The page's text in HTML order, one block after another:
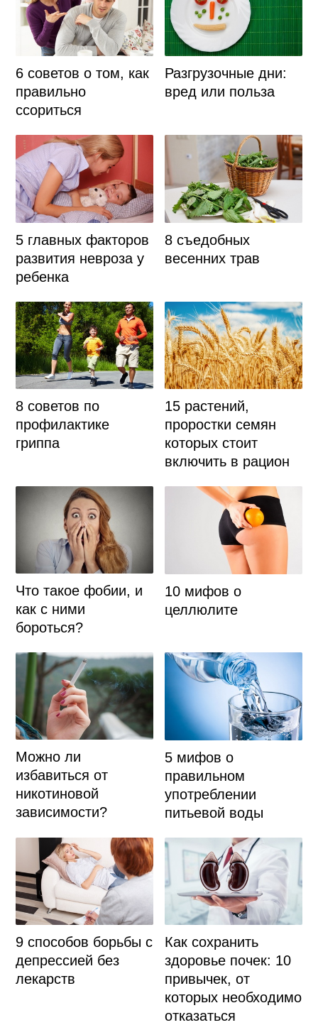
6 советов о том, как
правильно
ссориться
Разгрузочные дни:
вред или польза
5 главных факторов
развития невроза у
ребенка
8 съедобных
весенних трав
8 советов по
профилактике
гриппа
15 растений,
проростки семян
которых стоит
включить в рацион
Что такое фобии, и
как с ними
бороться?
10 мифов о
целлюлите
Можно ли
избавиться от
никотиновой
зависимости?
5 мифов о
правильном
употреблении
питьевой воды
9 способов борьбы с
депрессией без
лекарств
Как сохранить
здоровье почек: 10
привычек, от
которых необходимо
отказаться